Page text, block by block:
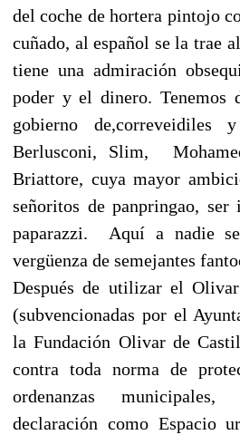
del coche de hortera pintojo
cuñado, al español se la trae
tiene una admiración
poder y el dinero. Tenemos
gobierno de,correveidiles
Berlusconi, Slim,
Briattore, cuya mayor
señoritos de panpringao,
paparazzi. Aquí a nadie
vergüenza de semejantes
Después de utilizar el
(subvencionadas por el
la Fundación Olivar de
contra toda norma de
ordenanzas
declaración como Espacio